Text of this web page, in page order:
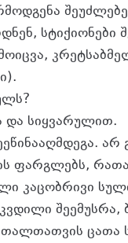
სტიქიონები
სიყვარულით.
არ
ფარგლებს,
კაცობრივი
შეემუსრა,
ცათა